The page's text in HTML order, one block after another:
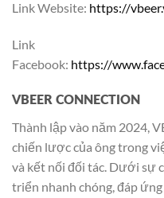
Link Website: https://
Link
Facebook: https://
VBEER CONNECTION
Thành lập vào năm 2024,
chiến lược của ông trong
và kết nối đối tác. Dưới sự
triển nhanh chóng, đáp